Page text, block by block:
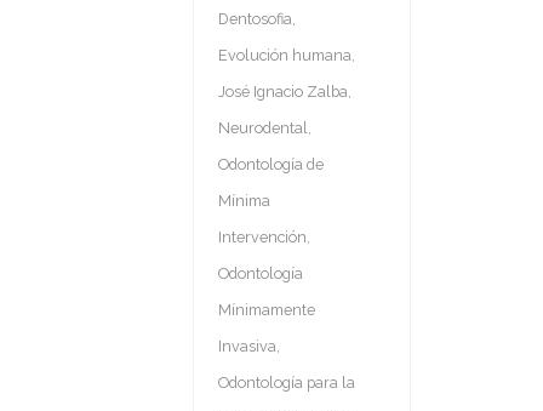
Dentosofia
Evolución humana
José Ignacio Zalba
Neurodental
Odontología de
Mínima
Intervención
Odontología
Mínimamente
Invasiva
Odontología para la